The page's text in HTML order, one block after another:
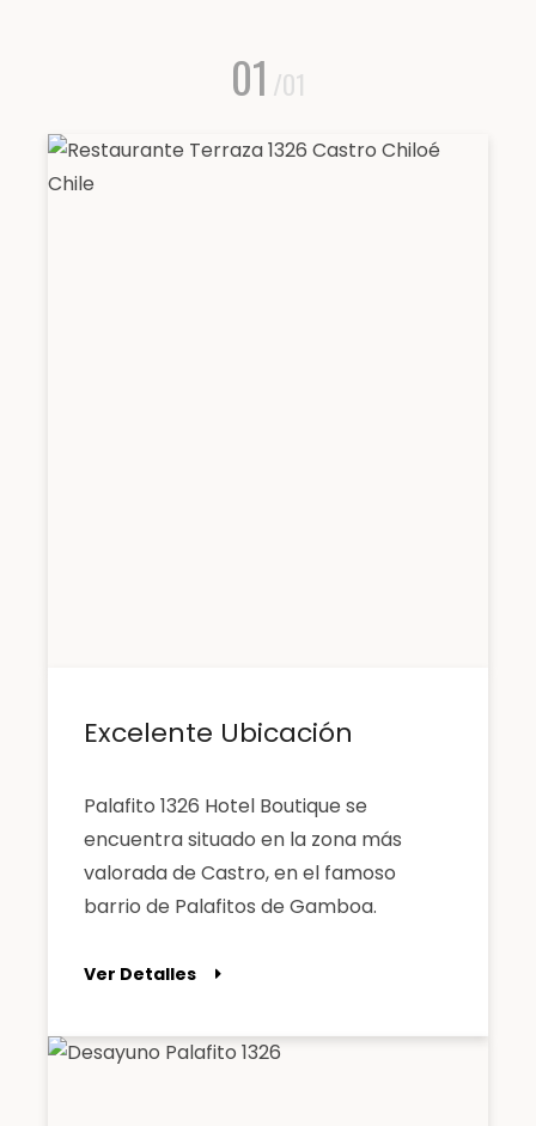
01 /01
Excelente Ubicación
Palafito 1326 Hotel Boutique se
encuentra situado en la zona más
valorada de Castro, en el famoso
barrio de Palafitos de Gamboa.
Ver Detalles